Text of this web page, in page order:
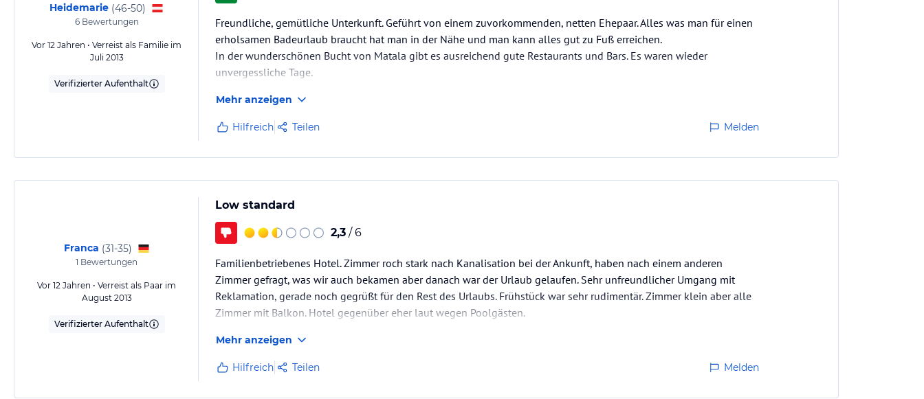
Heidemarie (46-50)
6Bewertungen
Vor 12 Jahren • Verreist als Familie im
Juli 2013
Verifizierter Aufenthalt
Freundliche, gemütliche Unterkunft. Geführt von einem zuvorkommenden, netten Ehepaar. Alles was man für einen
erholsamen Badeurlaub braucht hat man in der Nähe und man kann alles gut zu Fuß erreichen.
In der wunderschönen Bucht von Matala gibt es ausreichend gute Restaurants und Bars. Es waren wieder
unvergessliche Tage.
Mehr anzeigen
Hilfreich Teilen Melden
Franca (31-35)
1 Bewertungen
Vor 12 Jahren • Verreist als Paar im
August 2013
Verifizierter Aufenthalt
Low standard
2,3 / 6
Familienbetriebenes Hotel. Zimmer roch stark nach Kanalisation bei der Ankunft, haben nach einem anderen
Zimmer gefragt, was wir auch bekamen aber danach war der Urlaub gelaufen. Sehr unfreundlicher Umgang mit
Reklamation, gerade noch gegrüßt für den Rest des Urlaubs. Frühstück war sehr rudimentär. Zimmer klein aber alle
Zimmer mit Balkon. Hotel gegenüber eher laut wegen Poolgästen.
zum schlafen ins Hotel…
Mehr anzeigen
Hilfreich Teilen Melden